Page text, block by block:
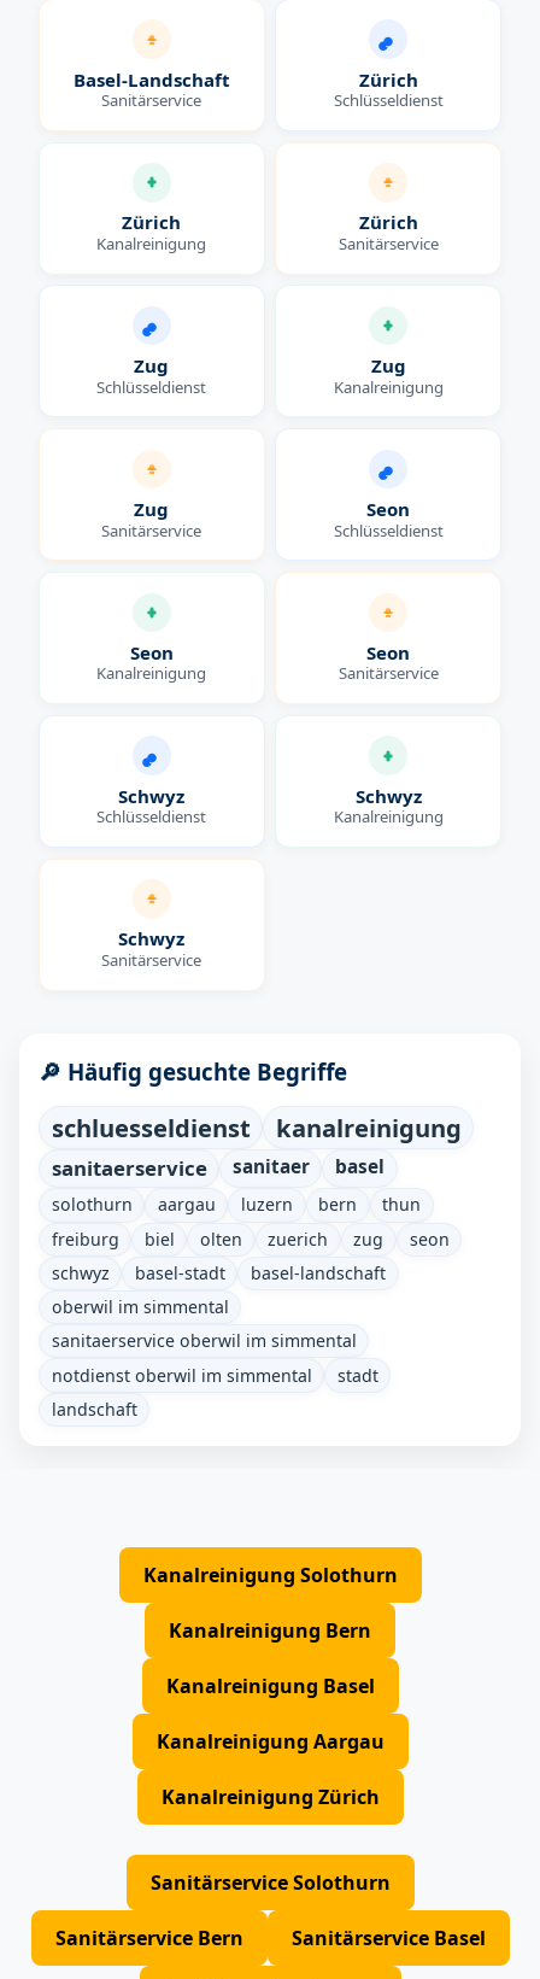
Basel-Landschaft
Sanitärservice
Zürich
Schlüsseldienst
Zürich
Kanalreinigung
Zürich
Sanitärservice
Zug
Schlüsseldienst
Zug
Kanalreinigung
Zug
Sanitärservice
Seon
Schlüsseldienst
Seon
Kanalreinigung
Seon
Sanitärservice
Schwyz
Schlüsseldienst
Schwyz
Kanalreinigung
Schwyz
Sanitärservice
🔎 Häufig gesuchte Begriffe
schluesseldienst kanalreinigung
sanitaerservice sanitaer basel
solothurn aargau luzern bern
thun
freiburg
biel olten zuerich zug
seon
schwyz
basel-stadt
basel-landschaft
oberwil im simmental
sanitaerservice oberwil im simmental
notdienst oberwil im simmental
stadt
landschaft
Kanalreinigung Solothurn
Kanalreinigung Bern
Kanalreinigung Basel
Kanalreinigung Aargau
Kanalreinigung Zürich
Sanitärservice Solothurn
Sanitärservice Bern Sanitärservice Basel